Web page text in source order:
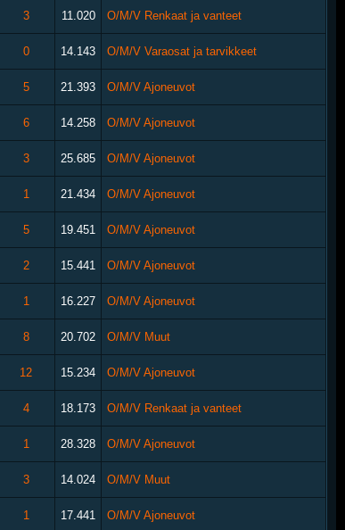
3 11.020 O/M/V Renkaat ja vanteet
0 14.143 O/M/V Varaosat ja tarvikkeet
5 21.393 O/M/V Ajoneuvot
6 14.258 O/M/V Ajoneuvot
3 25.685 O/M/V Ajoneuvot
1 21.434 O/M/V Ajoneuvot
5 19.451 O/M/V Ajoneuvot
2 15.441 O/M/V Ajoneuvot
1 16.227 O/M/V Ajoneuvot
8 20.702 O/M/V Muut
12 15.234 O/M/V Ajoneuvot
4 18.173 O/M/V Renkaat ja vanteet
1 28.328 O/M/V Ajoneuvot
3 14.024 O/M/V Muut
1 17.441 O/M/V Ajoneuvot